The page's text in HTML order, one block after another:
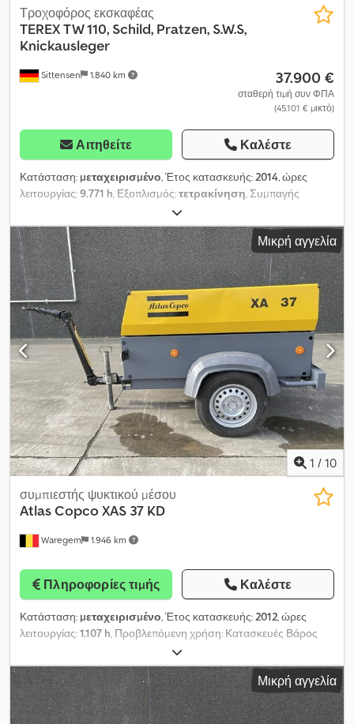
Sittensen 1.840 km
Τροχοφόρος εκσκαφέας
TEREXTW 110, Schild, Pratzen, S.W.S,
Knickausleger
37.900 €
σταθερή τιμή συν ΦΠΑ
(45.101 € μικτό)
Αιτηθείτε Καλέστε
Κατάσταση: μεταχειρισμένο, Έτος κατασκευής:2014, ώρες
λειτουργίας:9.771 h, Εξοπλισμός:τετρακίνηση, Συμπαγής
κινητός εκσκαφέας, σπαστό βραχίονα, υδραυλικός ρυθμιζόμενος
βραχίονας, εξάρτημα για αρπάγη και σφύρα, λεπίδα ισοπέδωσης,
στηρίγματα ποδιών, κλιματισμός, υδραυλικό σύστημα ταχείας
αλλαγής, κάδος εκσκαφής 1500mm, το όχημα μπορεί να φέρει
διαφημιστικά αυτοκόλλητα και/ή επιγραφές. SI83002 Dkjdpfxji Rir
To Amtsr Η προσφορά μας γενικά γίνεται χωρίς νέο τεχνικό
έλεγχο TÜV. Εάν επιθυμείτε νέο τεχνικό έλεγχο TÜV, θα χαρούμε
να σας δώσουμε προσφορά μέσω των συνεργαζόμενων
συνεργείων μας! Το όχημα μπορεί να φέρει διαφημιστικά
αυτοκόλλητα και/ή επιγραφές. Ισχύουν οι γενικοί μας όροι
παράδοσης και πληρωμής. Με χαρά θα σας προτείνουμε
προσφορά χρηματοδότησης ή leasing για το συγκεκριμένο
μηχάνημα. Παρακαλούμε επικοινωνήστε μαζί μας!
Μικρή αγγελία
1 / 10
Waregem 1.946 km
συμπιεστής ψυκτικού μέσου
Atlas CopcoXAS 37 KD
Πληροφορίες τιμής Καλέστε
Κατάσταση: μεταχειρισμένο, Έτος κατασκευής:2012, ώρες
λειτουργίας:1.107 h, Προβλεπόμενη χρήση: Κατασκευές Βάρος
χωρίς φορτίο: 650 kg Μάρκα κινητήρα: Kubota D905 Απόδοση: 2
m³/m Τύπος συμπιεστή: κοχλιοφόροι συμπιεστές Πίεση
λειτουργίας: 7 bar Επικοινωνήστε με το Τμήμα Πωλήσεων για
περισσότερες πληροφορίες. Dkjdpfoytt Igex Amtjr
Μικρή αγγελία